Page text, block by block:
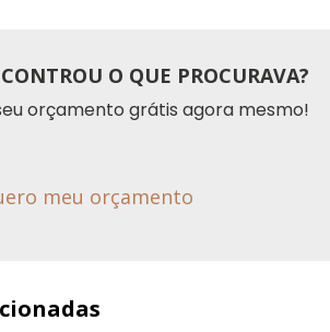
O QUE PROCURAVA?
orçamento grátis agora mesmo!
meu orçamento